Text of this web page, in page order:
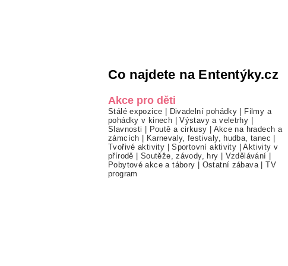
Co najdete na Ententýky.cz
Akce pro děti
Stálé expozice | Divadelní pohádky | Filmy a
pohádky v kinech |Výstavy a veletrhy |
Slavnosti | Poutě a cirkusy | Akce na hradech a
zámcích | Karnevaly, festivaly, hudba, tanec |
Tvořivé aktivity |Sportovní aktivity |Aktivity v
přírodě | Soutěže, závody, hry | Vzdělávání |
Pobytové akce a tábory | Ostatní zábava |TV
program